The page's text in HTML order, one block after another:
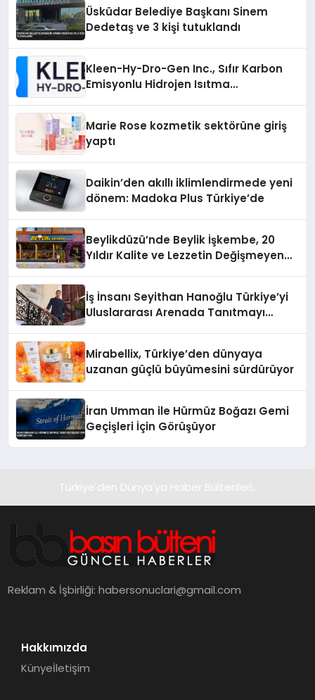
Üsküdar Belediye Başkanı Sinem
Dedetaş ve 3 kişi tutuklandı
Kleen-Hy-Dro-Gen Inc., Sıfır Karbon
Emisyonlu Hidrojen Isıtma
Marie Rose kozmetik sektörüne giriş
yaptı
Daikin’den akıllı iklimlendirmede yeni
dönem: Madoka Plus Türkiye’de
Beylikdüzü’nde Beylik İşkembe, 20
Yıldır Kalite ve Lezzetin Değişmeyen
İş İnsanı Seyithan Hanoğlu Türkiye’yi
Uluslararası Arenada Tanıtmayı
Mirabellix, Türkiye’den dünyaya
uzanan güçlü büyümesini sürdürüyor
İran Umman ile Hürmüz Boğazı Gemi
Geçişleri İçin Görüşüyor
Türkiye'den Dünya'ya Haber Bültenleri..
Reklam & İşbirliği:habersonuclari@gmail.com
Hakkımızda
Künyeİletişim